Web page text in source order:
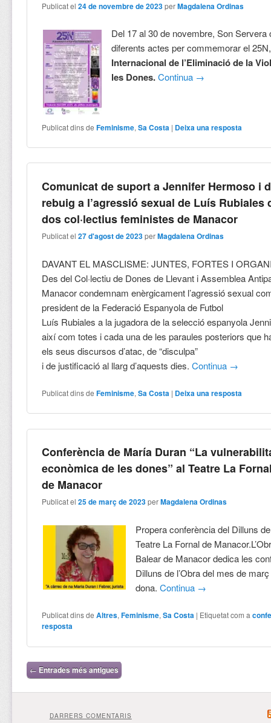
Publicat el24 de novembre de 2023 perMagdalena Ordinas
Del 17 al 30 de novembre, Son Servera
diferents actes per commemorar el
Internacional de l’Eliminació de la
les Dones. Continua →
Publicat dins de Feminisme,Sa Costa | Deixa una resposta
Comunicat de suport a Jennifer Hermoso i
rebuig a l’agressió sexual de Luís Rubiales
dos col·lectius feministes de Manacor
Publicat el27 d'agost de 2023 perMagdalena Ordinas
DAVANT EL MASCLISME: JUNTES, FORTES I
Des del Col·lectiu de Dones de Llevant i Assemblea
Manacor condemnam enèrgicament l’agressió sexual
president de la Federació Espanyola de Futbol
Luís Rubiales a la jugadora de la selecció espanyola
així com totes i cada una de les paraules posteriors que
els seus discursos d’atac, de “disculpa”
i de justificació al llarg d’aquests dies.Continua →
Publicat dins de Feminisme,Sa Costa | Deixa una resposta
Conferència de María Duran “La
econòmica de les dones” al Teatre La
de Manacor
Publicat el25 de març de 2023 perMagdalena Ordinas
Propera conferència del Dilluns
Teatre La Fornal de
Balear de Manacor dedica les
Dilluns de l’Obra del mes de
dona.Continua →
Publicat dins de Altres,Feminisme,Sa Costa | Etiquetat com a
resposta
Navegació per les entrades
← Entrades més antigues
DARRERS COMENTARIS